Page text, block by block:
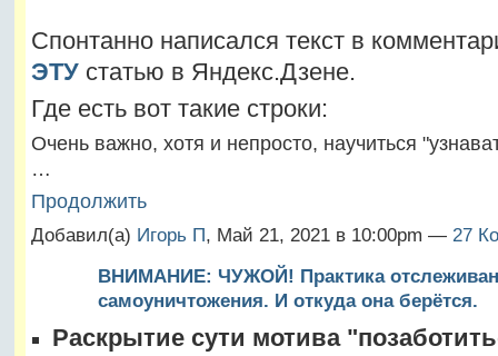
Спонтанно написался текст в
ЭТУ статью в Яндекс.Дзене.
Где есть вот такие строки:
Очень важно, хотя и непросто, научиться
…
Продолжить
Добавил(а) Игорь П, Май 21, 2021 в 10:00pm — 27
ВНИМАНИЕ: ЧУЖОЙ! Практика
самоуничтожения. И откуда она берётся.
Раскрытие сути мотива